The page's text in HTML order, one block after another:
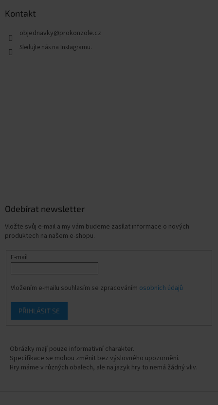
Kontakt
objednavky@prokonzole.cz
Odebírat newsletter
Vložte svůj e-mail a my vám budeme zasílat informace o nových
produktech na našem e-shopu.
E-mail
Vložením e-mailu souhlasím se zpracováním osobních údajů
PŘIHLÁSIT SE
Obrázky mají pouze informativní charakter.
Specifikace se mohou změnit bez výslovného upozornění.
Hry máme v různých obalech, ale na jazyk hry to nemá žádný vliv.